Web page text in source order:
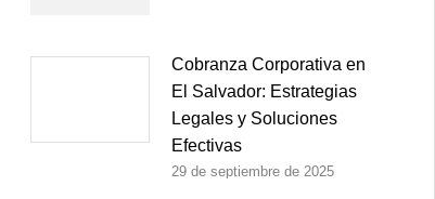
Cobranza Corporativa en
El Salvador: Estrategias
Legales y Soluciones
Efectivas
29 de septiembre de 2025